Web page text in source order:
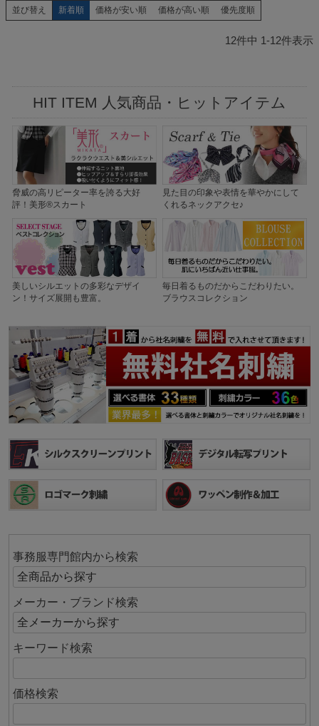
並び替え 新着順 価格が安い順 価格が高い順 優先度順
12件中 1-12件表示
HIT ITEM 人気商品・ヒットアイテム
脅威の高リピーター率を誇る大好
評！美形®スカート
見た目の印象や表情を華やかにして
くれるネックアクセ♪
美しいシルエットの多彩なデザイ
ン！サイズ展開も豊富。
毎日着るものだからこだわりたい。
ブラウスコレクション
事務服専門館内から検索
メーカー・ブランド検索
キーワード検索
価格検索